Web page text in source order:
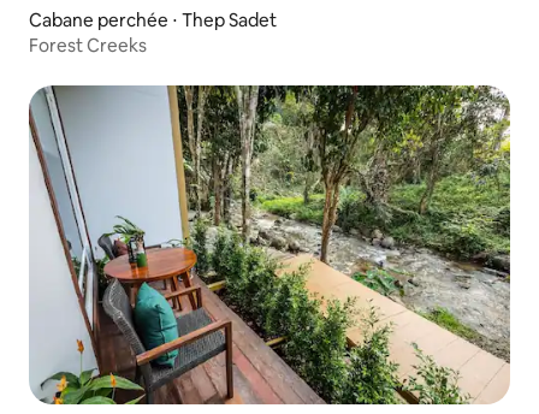
Cabane perchée ⋅ Thep Sadet
Forest Creeks